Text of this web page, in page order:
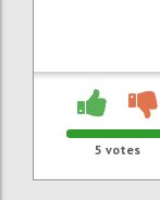
5 votes